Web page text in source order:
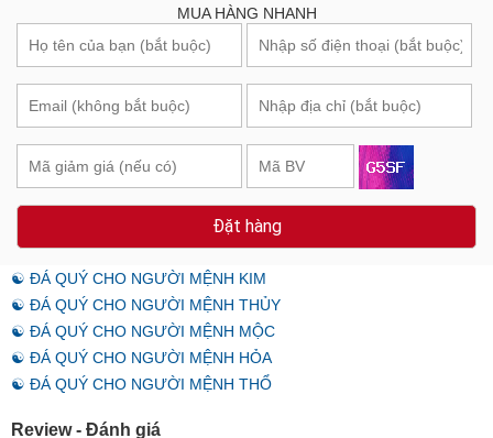
MUA HÀNG NHANH
Đặt hàng
☯ ĐÁ QUÝ CHO NGƯỜI MỆNH KIM
☯ ĐÁ QUÝ CHO NGƯỜI MỆNH THỦY
☯ ĐÁ QUÝ CHO NGƯỜI MỆNH MỘC
☯ ĐÁ QUÝ CHO NGƯỜI MỆNH HỎA
☯ ĐÁ QUÝ CHO NGƯỜI MỆNH THỔ
Review - Đánh giá